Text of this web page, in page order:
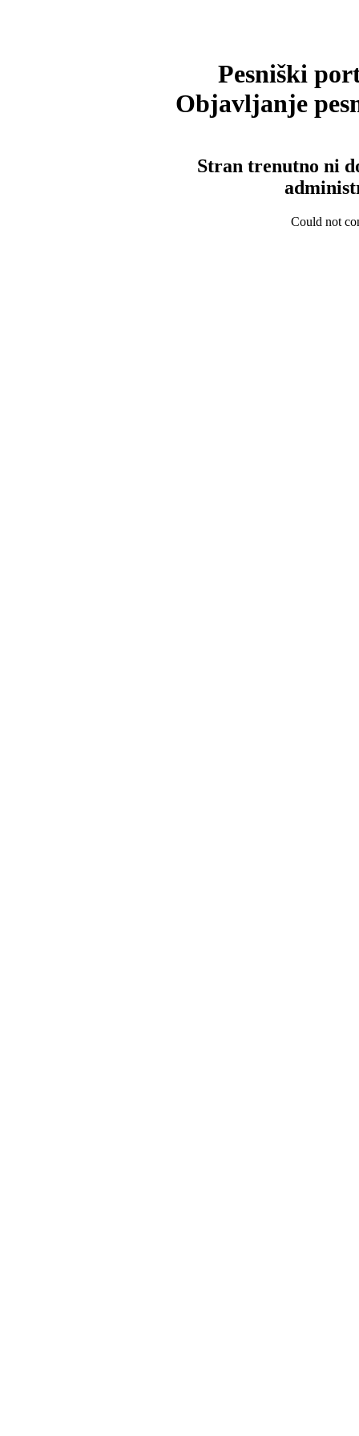
Pesniški
Objavljanje
Stran trenutno ni
Could not